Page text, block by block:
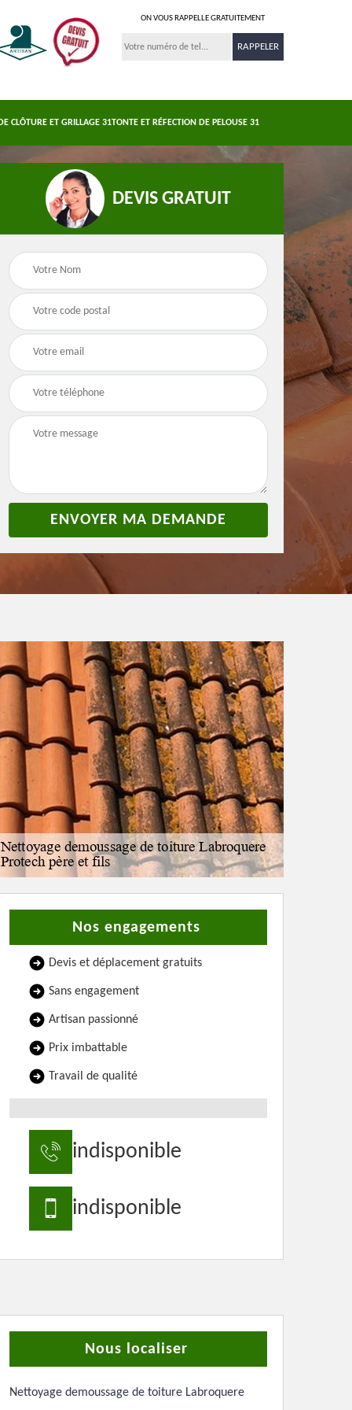
ON VOUS RAPPELLE GRATUITEMENT
CLÔTURE ET GRILLAGE 31TONTE ET RÉFECTION DE PELOUSE 31
demoussage de
toiture 31
Pose de clôture et
grillage 31
DEVIS GRATUIT
Nos engagements
Devis et déplacement gratuits
Sans engagement
Artisan passionné
Prix imbattable
Travail de qualité
indisponible
indisponible
Nous localiser
Nettoyage demoussage de toiture Labroquere